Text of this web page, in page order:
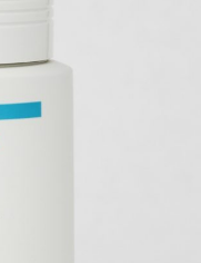
常識。」